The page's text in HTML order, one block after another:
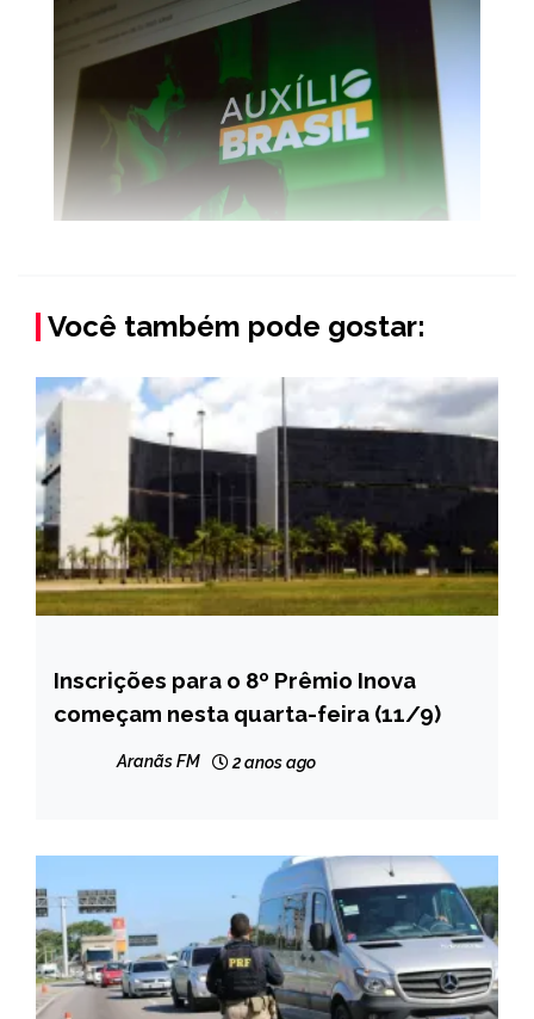
Você também pode gostar:
MINAS
GERAIS
NOTÍCIAS
Inscrições para o 8º Prêmio Inova
começam nesta quarta-feira (11/9)
Aranãs FM 2 anos ago